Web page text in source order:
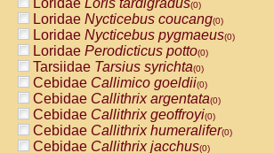
AtelidaeLagothrix lagothricha cana
PitheciidaeCacajao calvus
PitheciidaeCallicebus cupreus
PitheciidaeCallicebus donacophilus
PitheciidaeCallicebus moloch
PitheciidaeCallicebus torquatus
PitheciidaeCallicebusspp.(0)
PitheciidaeChiropotes satanas(0)
PitheciidaePithecia monachus
Loridae Loris tardigradus(0)
Loridae Nycticebus coucang(0)
Loridae Nycticebus pygmaeus(0)
Loridae Perodicticus potto(0)
Tarsiidae Tarsius syrichta(0)
Cebidae Callimico goeldii(0)
Cebidae Callithrix argentata(0)
Cebidae Callithrix geoffroyi(0)
Cebidae Callithrix humeralifer(0)
Cebidae Callithrix jacchus(0)